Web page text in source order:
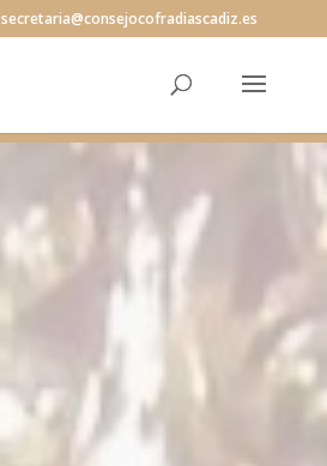
secretaria@consejocofradiascadiz.es